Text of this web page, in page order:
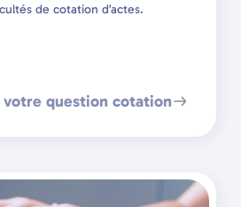
de cotation d’actes.
votre question cotation